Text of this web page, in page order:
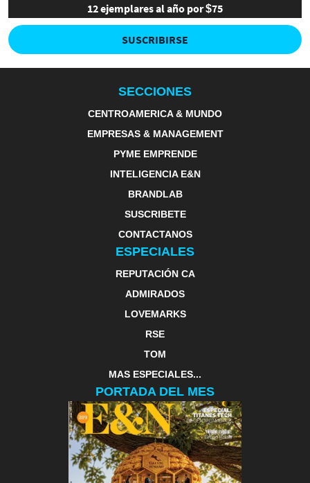
12 ejemplares al año por $75
SUSCRIBIRSE
SECCIONES
CENTROAMERICA & MUNDO
EMPRESAS & MANAGEMENT
PYME EMPRENDE
INTELIGENCIA E&N
BRANDLAB
SUSCRIBETE
CONTACTANOS
ESPECIALES
REPUTACIÓN CA
ADMIRADOS
LOVEMARKS
RSE
TOM
MAS ESPECIALES...
PORTADA DEL MES